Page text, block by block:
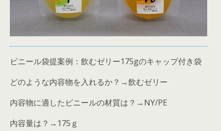
ビニール袋提案例：飲むゼリー175gのキャップ付き袋
どのような内容物を入れるか？→飲むゼリー
内容物に適したビニールの材質は？→NY/PE
内容量は？→175ｇ